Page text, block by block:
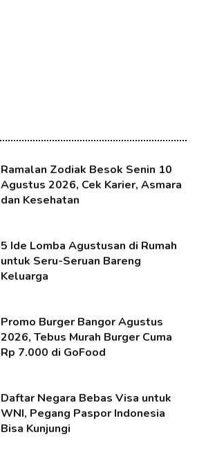
Ramalan Zodiak Besok Senin 10
Agustus 2026, Cek Karier, Asmara
dan Kesehatan
5 Ide Lomba Agustusan di Rumah
untuk Seru-Seruan Bareng
Keluarga
Promo Burger Bangor Agustus
2026, Tebus Murah Burger Cuma
Rp 7.000 di GoFood
Daftar Negara Bebas Visa untuk
WNI, Pegang Paspor Indonesia
Bisa Kunjungi